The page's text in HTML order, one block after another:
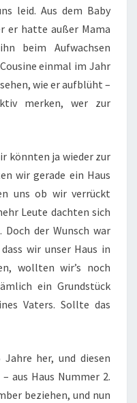
leid. Aus dem Baby
er hatte außer Mama
beim Aufwachsen
einmal im Jahr
wie er aufblüht –
merken, wer zur
könnten ja wieder zur
wir gerade ein Haus
uns ob wir verrückt
Leute dachten sich
der Wunsch war
wir unser Haus in
wollten wir’s noch
ein Grundstück
Vaters. Sollte das
her, und diesen
aus Haus Nummer 2.
beziehen, und nun